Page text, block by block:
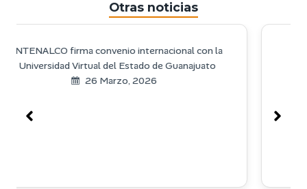
Otras noticias
Visita académica a sociedad portuaria
buenaventura
1 Junio, 2023